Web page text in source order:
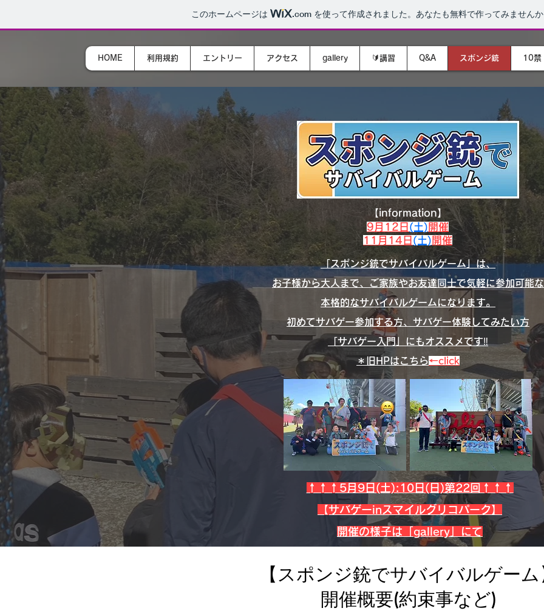
このホームページは .com を使って作成されました。あなたも無料で作ってみません
HOME 利用規約 エントリー アクセス gallery 🔰講習 Q&A スポンジ銃 10禁
【information】
9月12日 (土) 開催
11月14日 (土) 開催
「スポンジ銃でサバイバルゲーム」は、
お子様から大人まで、ご家族やお友達同士で気軽に参加可能な
本格的なサバイバルゲームになります。
初めてサバゲー参加する方、サバゲー体験してみたい方
​「サバゲー入門」にもオススメです‼️
＊旧HPはこちら←click
↑↑↑5月9日(土):10日(日)第22回↑↑↑
​【サバゲーinスマイルグリコパーク】
開催の様子は「gallery」にて
【スポンジ銃でサバイバルゲーム
​開催概要(約束事など)